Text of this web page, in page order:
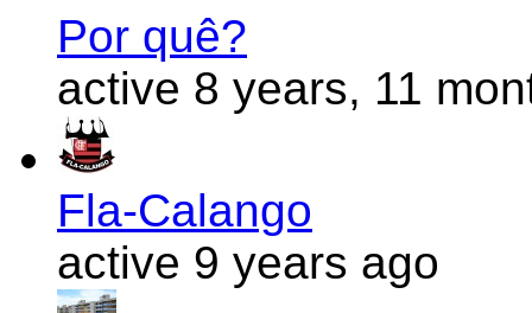
Por quê?
active 8 years, 11
Fla-Calango
active 9 years ago